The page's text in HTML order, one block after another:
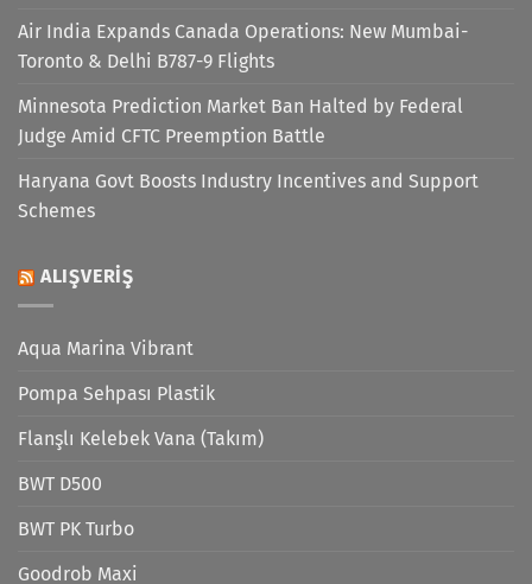
Air India Expands Canada Operations: New Mumbai-
Toronto & Delhi B787-9 Flights
Minnesota Prediction Market Ban Halted by Federal
Judge Amid CFTC Preemption Battle
Haryana Govt Boosts Industry Incentives and Support
Schemes
ALIŞVERIŞ
Aqua Marina Vibrant
Pompa Sehpası Plastik
Flanşlı Kelebek Vana (Takım)
BWT D500
BWT PK Turbo
Goodrob Maxi